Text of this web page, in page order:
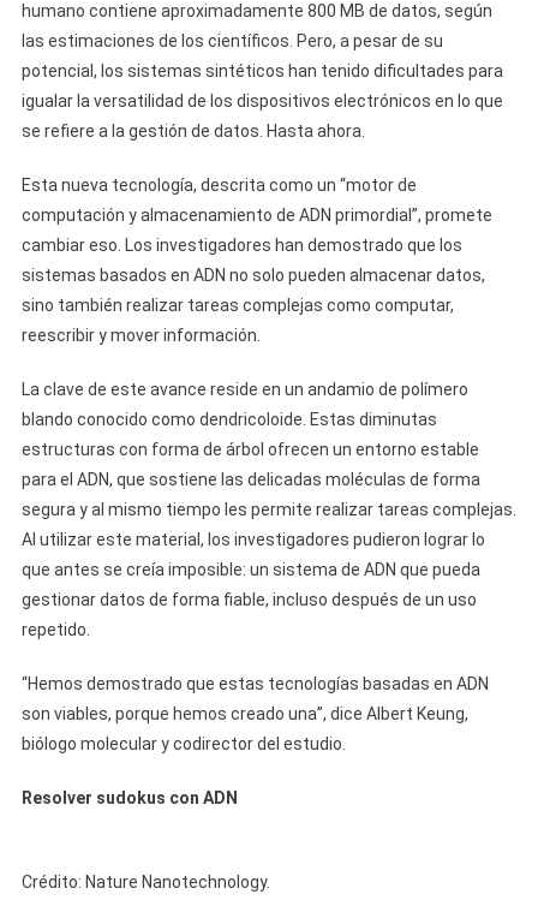
humano contiene aproximadamente 800 MB de datos, según
las estimaciones de los científicos. Pero, a pesar de su
potencial, los sistemas sintéticos han tenido dificultades para
igualar la versatilidad de los dispositivos electrónicos en lo que
se refiere a la gestión de datos. Hasta ahora.
Esta nueva tecnología, descrita como un “motor de
computación y almacenamiento de ADN primordial”, promete
cambiar eso. Los investigadores han demostrado que los
sistemas basados ​​en ADN no solo pueden almacenar datos,
sino también realizar tareas complejas como computar,
reescribir y mover información.
La clave de este avance reside en un andamio de polímero
blando conocido como dendricoloide. Estas diminutas
estructuras con forma de árbol ofrecen un entorno estable
para el ADN, que sostiene las delicadas moléculas de forma
segura y al mismo tiempo les permite realizar tareas complejas.
Al utilizar este material, los investigadores pudieron lograr lo
que antes se creía imposible: un sistema de ADN que pueda
gestionar datos de forma fiable, incluso después de un uso
repetido.
“Hemos demostrado que estas tecnologías basadas en ADN
son viables, porque hemos creado una”, dice Albert Keung,
biólogo molecular y codirector del estudio.
Resolver sudokus con ADN
Crédito: Nature Nanotechnology.